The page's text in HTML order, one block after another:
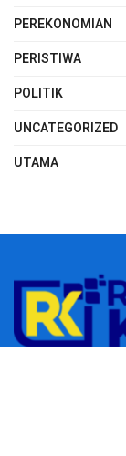
PEREKONOMIAN
PERISTIWA
POLITIK
UNCATEGORIZED
UTAMA